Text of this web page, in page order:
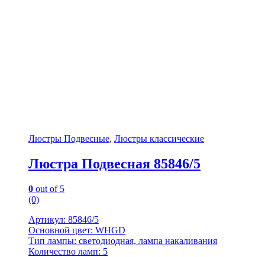
Люстры Подвесные, Люстры классические
Люстра Подвесная 85846/5
0 out of 5
(0)
Артикул: 85846/5
Основной цвет: WHGD
Тип лампы: светодиодная, лампа накаливания
Количество ламп: 5